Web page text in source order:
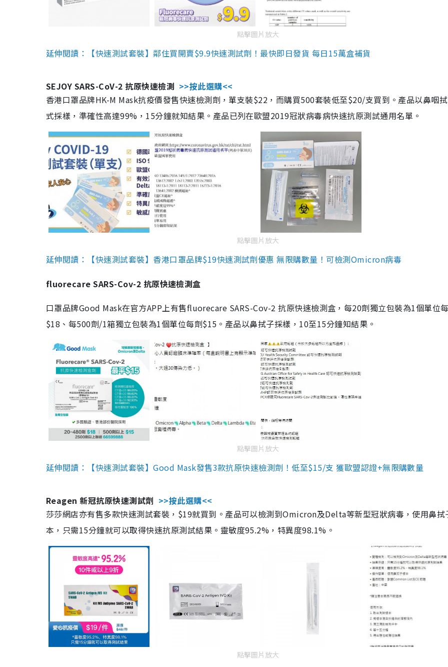
點擊圖片放大
延伸閱讀：【快速測試套裝】鄰住買開賣$9.9快速測試劑！最快即日發貨 每日15萬盒補貨
SEJOY SARS-CoV-2 抗原快速檢測 >>按此選購<<
香港口罩品牌HK-M Mask抗疫價發售快速檢測劑，單支裝$22，而購買500套裝低至$20/支買到。產品以鼻咽
式採樣，準確性高達99%，15分鐘就知結果。產品已列在歐盟2019冠狀病毒病快速抗原測試通用名單。
點擊圖片放大
延伸閱讀：【快速測試套裝】香港口罩品牌$19快速測試劑優惠 無限購數量！可檢測Omicron病毒
fluorecare SARS-Cov-2 抗原快速檢測盒
口罩品牌Good Mask在官方APP上有售fluorecare SARS-Cov-2 抗原快速檢測盒，每20劑獨立包裝為1個單位
$18、每500劑/1箱獨立包裝為1個單位每劑$15。產品以鼻拭子採樣，10至15分鐘知結果。
點擊圖片放大
延伸閱讀：【快速測試套裝】Good Mask發售3款抗原快速檢測劑！低至$15/支 獲歐盟認證+無限購數量
Reagen 新冠抗原快速測試劑 >>按此選購<<
莎莎網店亦有售多款快速測試套裝，$19就買到。產品可以檢測到Omicron及Delta等新型冠狀病毒，使用鼻拭
本，只需15分鐘就可以取得快速抗原測試結果。靈敏度95.2%，特異度98.1%。
點擊圖片放大